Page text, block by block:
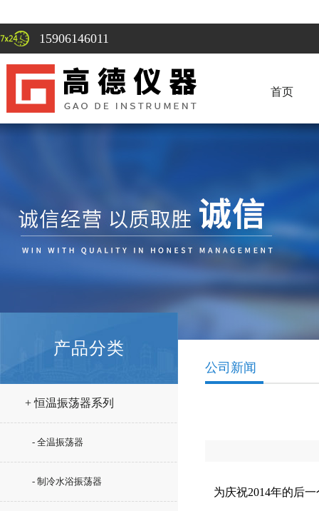
15906146011
首页
产品分类
+ 恒温振荡器系列
- 全温振荡器
- 制冷水浴振荡器
公司新闻
为庆祝2014年的后一